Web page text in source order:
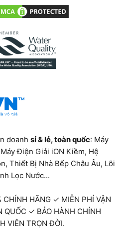
doanh sỉ & lẻ, toàn quốc: Máy
Máy Điện Giải iON Kiềm, Hệ
, Thiết Bị Nhà Bếp Châu Âu, Lõi
Lọc Nước...
CHÍNH HÃNG ✓ MIỄN PHÍ VẬN
✓ BẢO HÀNH CHÍNH
VIÊN TRỌN ĐỜI.